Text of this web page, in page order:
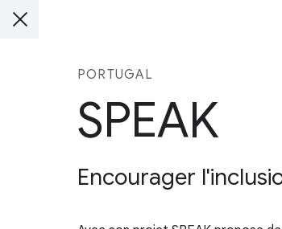
PORTUGAL
SPEAK
Encourager